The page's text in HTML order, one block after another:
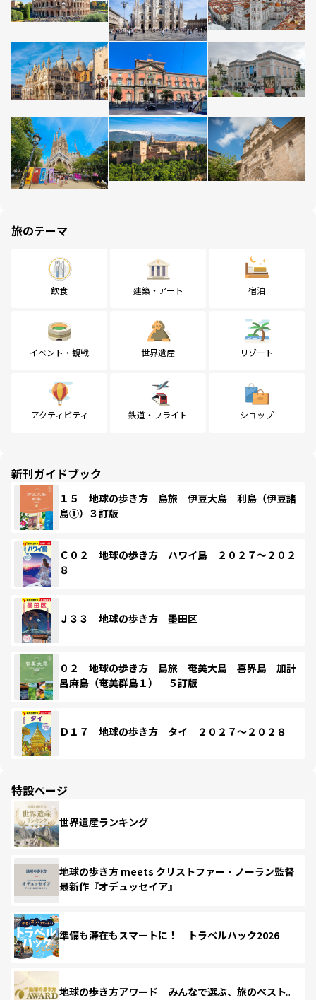
旅のテーマ
飲食 建築・アート 宿泊
イベント・観戦 世界遺産 リゾート
アクティビティ 鉄道・フライト ショップ
新刊ガイドブック
１５ 地球の歩き方 島旅 伊豆大島 利島（伊豆諸
島①）３訂版
Ｃ０２ 地球の歩き方 ハワイ島 ２０２７～２０２
８
Ｊ３３ 地球の歩き方 墨田区
０２ 地球の歩き方 島旅 奄美大島 喜界島 加計
呂麻島（奄美群島１） ５訂版
Ｄ１７ 地球の歩き方 タイ ２０２７～２０２８
特設ページ
世界遺産ランキング
地球の歩き方 meets クリストファー・ノーラン監督
最新作『オデュッセイア』
準備も滞在もスマートに！ トラベルハック2026
地球の歩き方アワード みんなで選ぶ、旅のベスト。